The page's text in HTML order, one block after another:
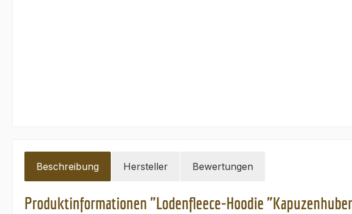
Beschreibung Hersteller Bewertungen
Produktinformationen "Lodenfleece-Hoodie